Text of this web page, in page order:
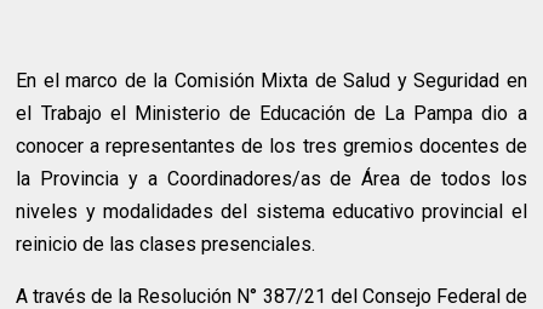
En el marco de la Comisión Mixta de Salud y Seguridad en
el Trabajo el Ministerio de Educación de La Pampa dio a
conocer a representantes de los tres gremios docentes de
la Provincia y a Coordinadores/as de Área de todos los
niveles y modalidades del sistema educativo provincial el
reinicio de las clases presenciales.
A través de la Resolución N° 387/21 del Consejo Federal de